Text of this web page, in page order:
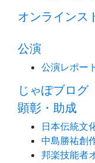
オンラインス
公演
公演レポート
じゃぽブログ
顕彰・助成
日本伝統文
中島勝祐創
邦楽技能者